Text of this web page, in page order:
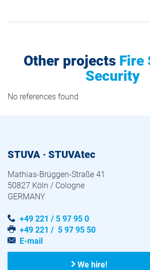
Other projects Fire
Security
No references found
STUVA · STUVAtec
Mathias-Brüggen-Straße 41
50827 Köln / Cologne
GERMANY
+49 221 / 5 97 95 0
+49 221 / 5 97 95 50
E-mail
We hire!